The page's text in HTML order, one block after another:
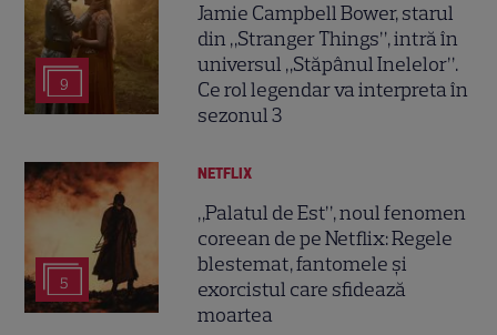
9
Jamie Campbell Bower, starul
din „Stranger Things”, intră în
universul „Stăpânul Inelelor”.
Ce rol legendar va interpreta în
sezonul 3
5
NETFLIX
„Palatul de Est”, noul fenomen
coreean de pe Netflix: Regele
blestemat, fantomele și
exorcistul care sfidează
moartea